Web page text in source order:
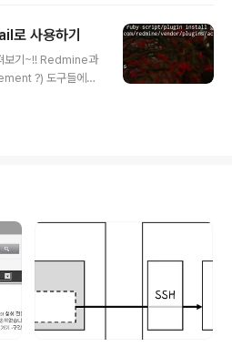
github.com/j
migrate - 해당 플
$ cd /srv/www/red
사용하기
보기~!! Redmine과
?) 도구들에게
용하고 있는 Gmail
plugin install gi
환경 설정을 해야